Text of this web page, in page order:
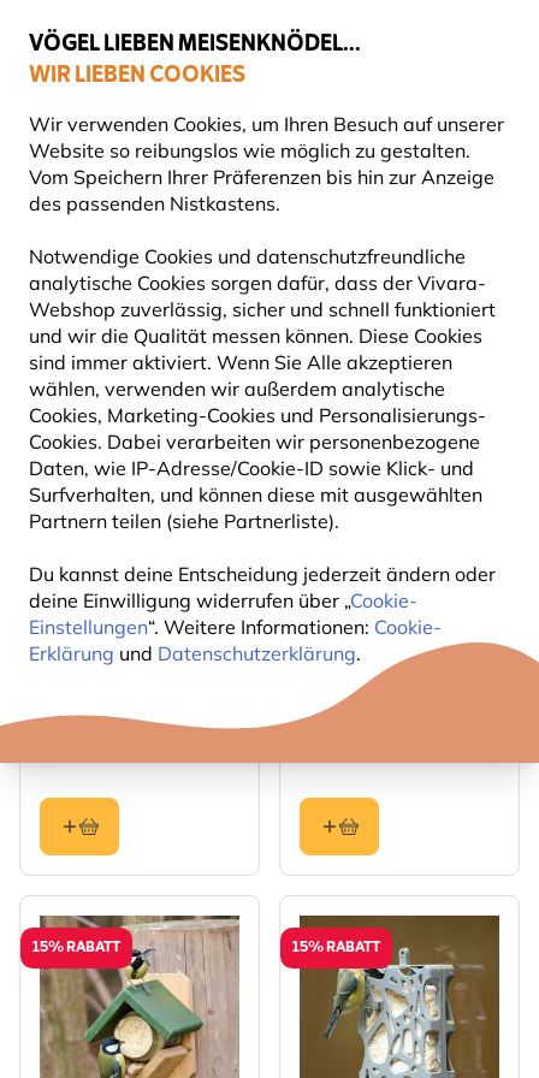
VÖGEL LIEBEN MEISENKNÖDEL...
WIR LIEBEN COOKIES
Wir verwenden Cookies, um Ihren Besuch auf unserer
Website so reibungslos wie möglich zu gestalten.
Vom Speichern Ihrer Präferenzen bis hin zur Anzeige
des passenden Nistkastens.
Notwendige Cookies und datenschutzfreundliche
analytische Cookies sorgen dafür, dass der Vivara-
Webshop zuverlässig, sicher und schnell funktioniert
und wir die Qualität messen können. Diese Cookies
sind immer aktiviert. Wenn Sie Alle akzeptieren
wählen, verwenden wir außerdem analytische
Cookies, Marketing-Cookies und Personalisierungs-
Cookies. Dabei verarbeiten wir personenbezogene
Daten, wie IP-Adresse/Cookie-ID sowie Klick- und
Surfverhalten, und können diese mit ausgewählten
Partnern teilen (siehe Partnerliste).
Du kannst deine Entscheidung jederzeit ändern oder
deine Einwilligung widerrufen über „Cookie-
Einstellungen“. Weitere Informationen: Cookie-
Erklärung und Datenschutzerklärung.
Gratis Versand ab 65 €
Angebote
STARTER-SETS
15 Produkte
15% RABATT
The price depends on the options chosen on the
22
15% RABATT
Starter-Set mit
Meisenknödelkranz und
The price depends on the
16
15% RABATT 15% RABATT